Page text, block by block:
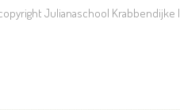
Julianaschool Krabbendijke |